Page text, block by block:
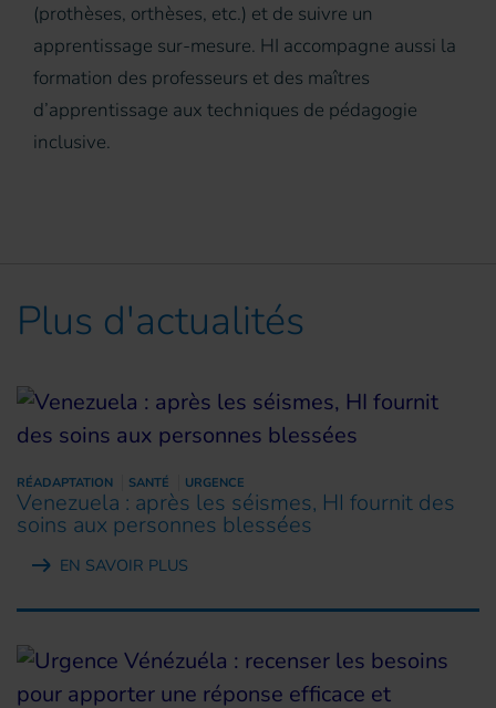
(prothèses, orthèses, etc.) et de suivre un
apprentissage sur-mesure. HI accompagne aussi la
formation des professeurs et des maîtres
d’apprentissage aux techniques de pédagogie
inclusive.
Plus d'actualités
RÉADAPTATION SANTÉ URGENCE
Venezuela : après les séismes, HI fournit des
soins aux personnes blessées
EN SAVOIR PLUS